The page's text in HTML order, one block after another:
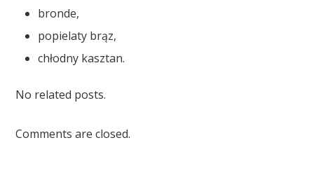
bronde,
popielaty brąz,
chłodny kasztan.
No related posts.
Comments are closed.